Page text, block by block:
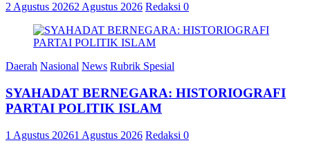
2 Agustus 20262 Agustus 2026 Redaksi 0
Daerah Nasional News Rubrik Spesial
SYAHADAT BERNEGARA: HISTORIOGRAFI
PARTAI POLITIK ISLAM
1 Agustus 20261 Agustus 2026 Redaksi 0